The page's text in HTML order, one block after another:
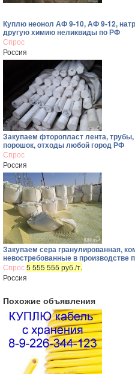
Куплю неонол АФ 9-10, АФ 9-12,
другую химию неликвиды по РФ
Спрос
Россия
Закупаем фторопласт лента,
порошок, отходы любой город РФ
Спрос
Россия
Закупаем сера гранулированная,
невостребованные в производстве
Спрос5 555 555 руб./т.
Россия
Похожие объявления